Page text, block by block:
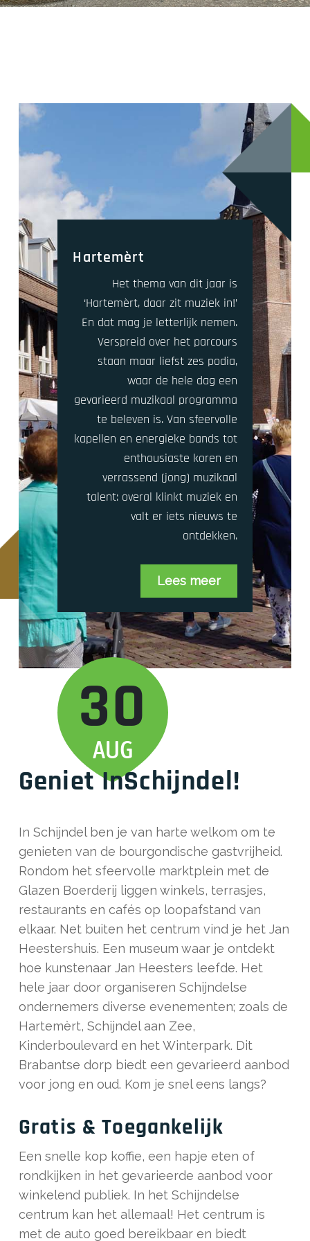
30
AUG
Hartemèrt
Het thema van dit jaar is
‘Hartemèrt, daar zit muziek in!’
En dat mag je letterlijk nemen.
Verspreid over het parcours
staan maar liefst zes podia,
waar de hele dag een
gevarieerd muzikaal programma
te beleven is. Van sfeervolle
kapellen en energieke bands tot
enthousiaste koren en
verrassend (jong) muzikaal
talent: overal klinkt muziek en
valt er iets nieuws te
ontdekken.
Lees meer
Geniet InSchijndel!
In Schijndel ben je van harte welkom om te
genieten van de bourgondische gastvrijheid.
Rondom het sfeervolle marktplein met de
Glazen Boerderij liggen winkels, terrasjes,
restaurants en cafés op loopafstand van
elkaar. Net buiten het centrum vind je het Jan
Heestershuis. Een museum waar je ontdekt
hoe kunstenaar Jan Heesters leefde. Het
hele jaar door organiseren Schijndelse
ondernemers diverse evenementen; zoals de
Hartemèrt, Schijndel aan Zee,
Kinderboulevard en het Winterpark. Dit
Brabantse dorp biedt een gevarieerd aanbod
voor jong en oud. Kom je snel eens langs?
Gratis & Toegankelijk
Een snelle kop koffie, een hapje eten of
rondkijken in het gevarieerde aanbod voor
winkelend publiek. In het Schijndelse
centrum kan het allemaal! Het centrum is
met de auto goed bereikbaar en biedt